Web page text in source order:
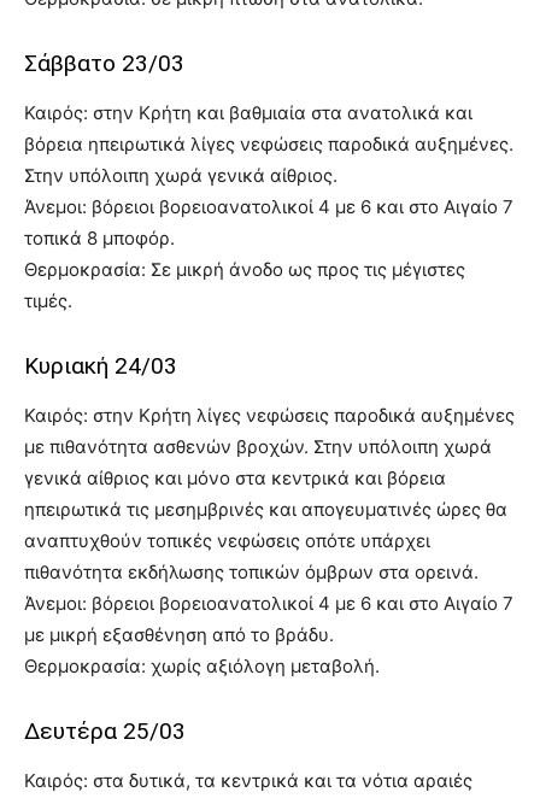
Σάββατο 23/03
Καιρός: στην Κρήτη και βαθμιαία στα ανατολικά και
βόρεια ηπειρωτικά λίγες νεφώσεις παροδικά αυξημένες.
Στην υπόλοιπη χωρά γενικά αίθριος.
Άνεμοι: βόρειοι βορειοανατολικοί 4 με 6 και στο Αιγαίο 7
τοπικά 8 μποφόρ.
Θερμοκρασία: Σε μικρή άνοδο ως προς τις μέγιστες
τιμές.
Κυριακή 24/03
Καιρός: στην Κρήτη λίγες νεφώσεις παροδικά αυξημένες
με πιθανότητα ασθενών βροχών. Στην υπόλοιπη χωρά
γενικά αίθριος και μόνο στα κεντρικά και βόρεια
ηπειρωτικά τις μεσημβρινές και απογευματινές ώρες θα
αναπτυχθούν τοπικές νεφώσεις οπότε υπάρχει
πιθανότητα εκδήλωσης τοπικών όμβρων στα ορεινά.
Άνεμοι: βόρειοι βορειοανατολικοί 4 με 6 και στο Αιγαίο 7
με μικρή εξασθένηση από το βράδυ.
Θερμοκρασία: χωρίς αξιόλογη μεταβολή.
Δευτέρα 25/03
Καιρός: στα δυτικά, τα κεντρικά και τα νότια αραιές